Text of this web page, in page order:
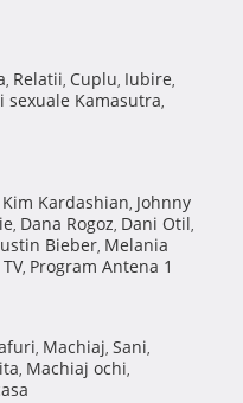
, Relatii, Cuplu, Iubire,
sexuale Kamasutra,
Kim Kardashian, Johnny
, Dana Rogoz, Dani Otil,
Bieber, Melania
, Program Antena 1
, Machiaj, Sani,
, Machiaj ochi,